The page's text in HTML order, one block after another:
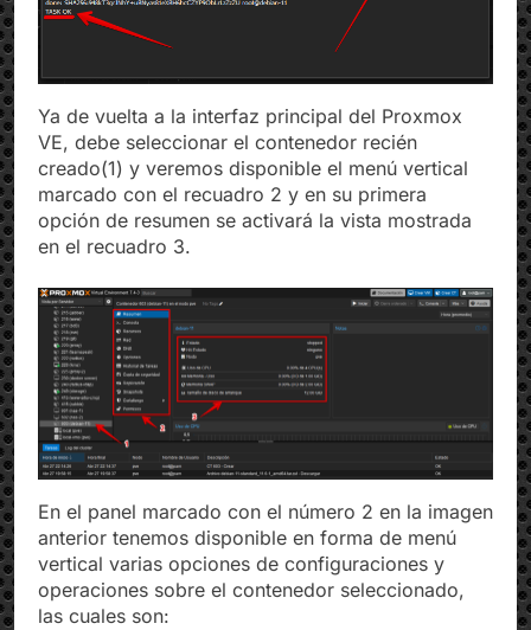
Ya de vuelta a la interfaz principal del Proxmox
VE, debe seleccionar el contenedor recién
creado(1) y veremos disponible el menú vertical
marcado con el recuadro 2 y en su primera
opción de resumen se activará la vista mostrada
en el recuadro 3.
En el panel marcado con el número 2 en la imagen
anterior tenemos disponible en forma de menú
vertical varias opciones de configuraciones y
operaciones sobre el contenedor seleccionado,
las cuales son: